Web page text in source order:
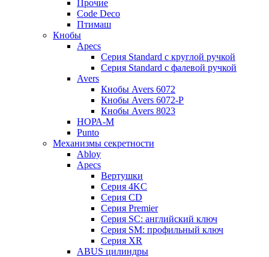
Прочие
Code Deco
Птимаш
Кнобы
Apecs
Серия Standard с круглой ручкой
Серия Standard с фалевой ручкой
Avers
Кнобы Avers 6072
Кнобы Avers 6072-P
Кнобы Avers 8023
НОРА-М
Punto
Механизмы секретности
Abloy
Apecs
Вертушки
Серия 4KC
Серия CD
Серия Premier
Серия SC: английский ключ
Серия SM: профильный ключ
Серия XR
ABUS цилиндры